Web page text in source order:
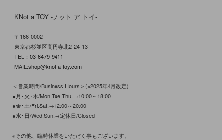
KNot a TOY -ノット ア トイ-
〒166-0002
東京都杉並区高円寺北2-24-13
TEL： 03-6479-9411
MAIL:shop@knot-a-toy.com
＜営業時間/Business Hours＞(※2025年4月改定)
●月･火･木/Mon.Tue.Thu.→10:00～18:00
●金･土/Fri.Sat.→12:00～20:00
●水･日/Wed.Sun.→定休日/Closed
※その他、臨時休業をいただく事もございます。